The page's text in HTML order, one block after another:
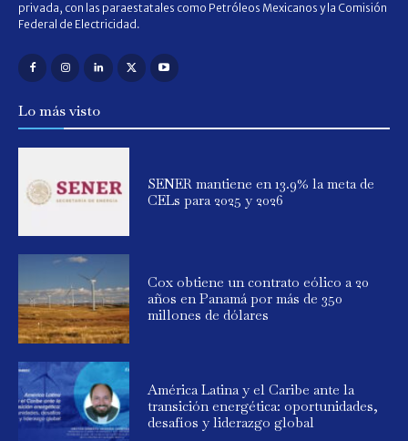
privada, con las paraestatales como Petróleos Mexicanos y la Comisión
Federal de Electricidad.
Lo más visto
SENER mantiene en 13.9% la meta de
CELs para 2025 y 2026
Cox obtiene un contrato eólico a 20
años en Panamá por más de 350
millones de dólares
América Latina y el Caribe ante la
transición energética: oportunidades,
desafíos y liderazgo global